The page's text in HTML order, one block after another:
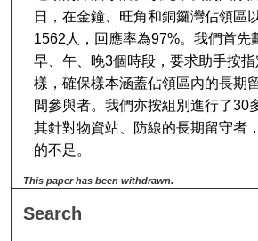
日，在金鐘、旺角和銅鑼灣佔領區
1562人，回應率為97%。我們首先
早、午、晚3個時段，要求助手按
樣，確保樣本涵蓋佔領區內的長期
間參與者。我們亦按組別進行了30
其針對物資站、防線的長期留守者
的不足。
This paper has been withdrawn.
Search